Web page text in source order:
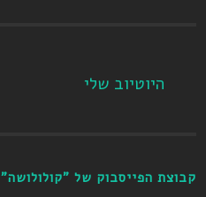
היוטיוב שלי
קבוצת הפייסבוק של "קולולושה"